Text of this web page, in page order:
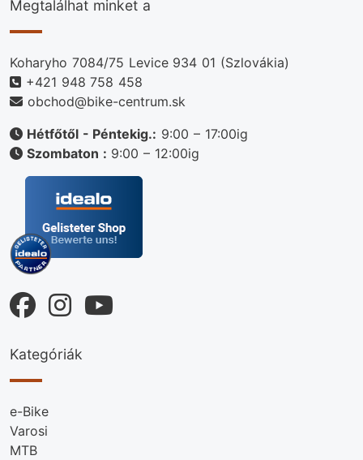
Megtalálhat minket a
Koharyho 7084/75 Levice 934 01 (Szlovákia)
+421 948 758 458
obchod@bike-centrum.sk
Hétfőtől - Péntekig.: 9:00 – 17:00ig
Szombaton : 9:00 – 12:00ig
Kategóriák
e-Bike
Varosi
MTB